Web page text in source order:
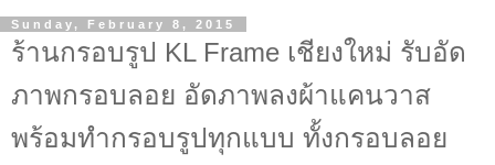
Sunday, February 8, 2015
ร้านกรอบรูป KL Frame เชียงใหม่ รับอัด
ภาพกรอบลอย อัดภาพลงผ้าแคนวาส
พร้อมทำกรอบรูปทุกแบบ ทั้งกรอบลอย